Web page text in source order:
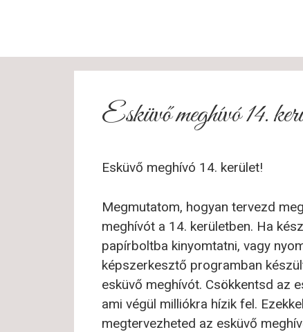
Esküvő meghívó 14.
Esküvő meghívó 14. kerület!
Megmutatom, hogyan tervezd
meghívót a 14. kerületben. Ha
papírboltba kinyomtatni, vagy
képszerkesztő programban
esküvő meghívót. Csökkentsd az
ami végül milliókra hízik fel.
megtervezheted az esküvő